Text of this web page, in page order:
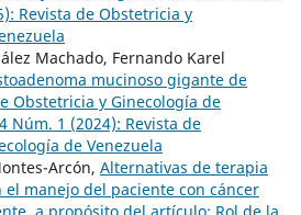
Revista de Obstetricia y
Machado, Fernando Karel
mucinoso gigante de
Obstetricia y Ginecología de
Núm. 1 (2024): Revista de
de Venezuela
Arcón, Alternativas de terapia
el manejo del paciente con cáncer
a propósito del artículo: Rol de la